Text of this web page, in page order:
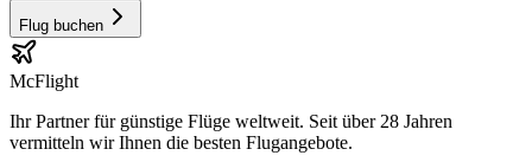
Flug buchen
McFlight
Ihr Partner für günstige Flüge weltweit. Seit über 28 Jahren
vermitteln wir Ihnen die besten Flugangebote.